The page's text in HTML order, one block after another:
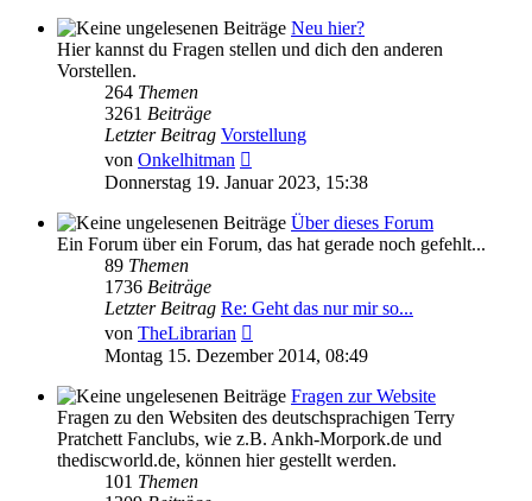
Neu hier?
Hier kannst du Fragen stellen und dich den anderen
Vorstellen.
264 Themen
3261 Beiträge
Letzter Beitrag Vorstellung
von Onkelhitman
Beitrag
Donnerstag 19. Januar 2023, 15:38
Über dieses Forum
Ein Forum über ein Forum, das hat gerade noch gefehlt...
89 Themen
1736 Beiträge
Letzter Beitrag Re: Geht das nur mir so...
von TheLibrarian
Beitrag
Montag 15. Dezember 2014, 08:49
Fragen zur Website
Fragen zu den Websiten des deutschsprachigen Terry
Pratchett Fanclubs, wie z.B. Ankh-Morpork.de und
thediscworld.de, können hier gestellt werden.
101 Themen